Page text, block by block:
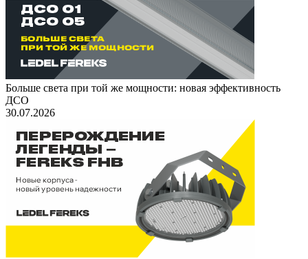
Больше света при той же мощности: новая эффективность
ДСО
30.07.2026